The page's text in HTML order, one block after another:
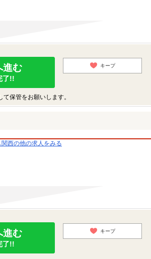
進む
了!!
キープ
保管をお願いします。
西の他の求人をみる
進む
了!!
キープ